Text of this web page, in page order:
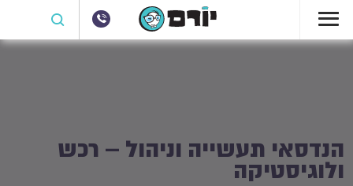
הנדסאי תעשייה וניהול – רכש
ולוגיסטיקה